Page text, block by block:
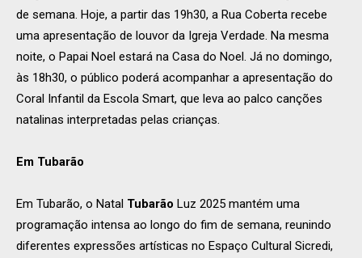
de semana. Hoje, a partir das 19h30, a Rua Coberta recebe
uma apresentação de louvor da Igreja Verdade. Na mesma
noite, o Papai Noel estará na Casa do Noel. Já no domingo,
às 18h30, o público poderá acompanhar a apresentação do
Coral Infantil da Escola Smart, que leva ao palco canções
natalinas interpretadas pelas crianças.
Em Tubarão
Em Tubarão, o Natal Tubarão Luz 2025 mantém uma
programação intensa ao longo do fim de semana, reunindo
diferentes expressões artísticas no Espaço Cultural Sicredi,